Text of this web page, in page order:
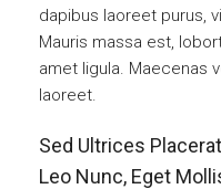
dapibus laoreet purus,
Mauris massa est,
amet ligula. Maecenas
laoreet.
Sed Ultrices
Leo Nunc, Eget